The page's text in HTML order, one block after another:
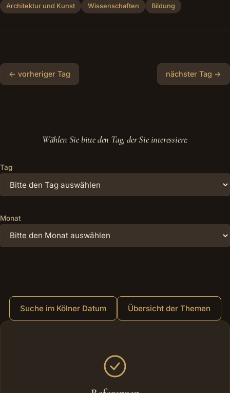
Architektur und Kunst Wissenschaften Bildung
← vorheriger Tag nächster Tag →
Wählen Sie bitte den Tag, der Sie interessiert:
Tag
Monat
Suche im Kölner Datum Übersicht der Themen
Weitere Bereiche